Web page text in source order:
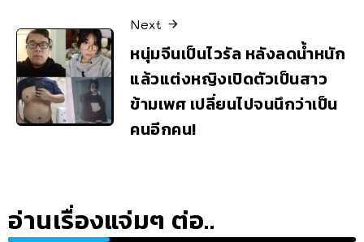
Next
หนุ่มจีนเป็นไวรัล หลังลดน้ำหนัก
แล้วแต่งหญิงเปิดตัวเป็นสาว
ข้ามเพศ เปลี่ยนไปจนนึกว่าเป็น
คนอีกคน!
อ่านเรื่องแจ่มๆ ต่อ..